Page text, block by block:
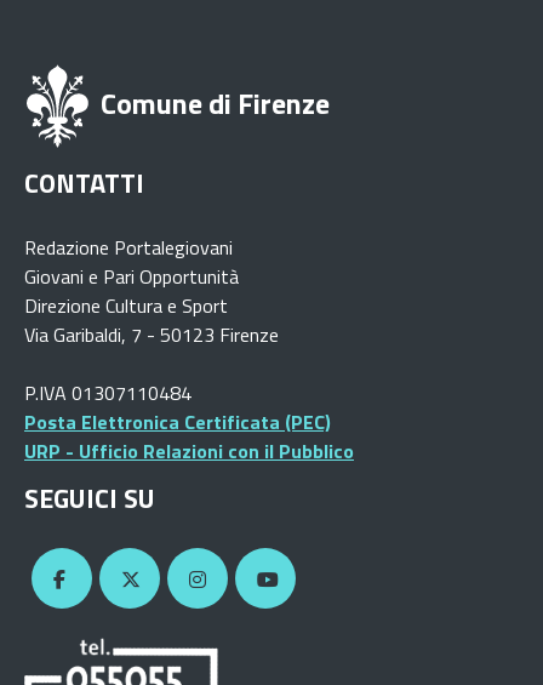
Comune di Firenze
CONTATTI
Redazione Portalegiovani
Giovani e Pari Opportunità
Direzione Cultura e Sport
Via Garibaldi, 7 - 50123 Firenze
P.IVA 01307110484
Posta Elettronica Certificata (PEC)
URP - Ufficio Relazioni con il Pubblico
SEGUICI SU